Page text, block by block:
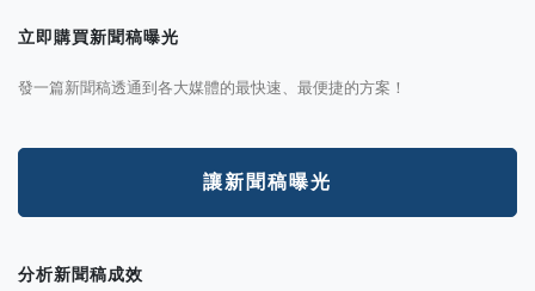
立即購買新聞稿曝光
發一篇新聞稿透通到各大媒體的最快速、最便捷的方案！
讓新聞稿曝光
分析新聞稿成效